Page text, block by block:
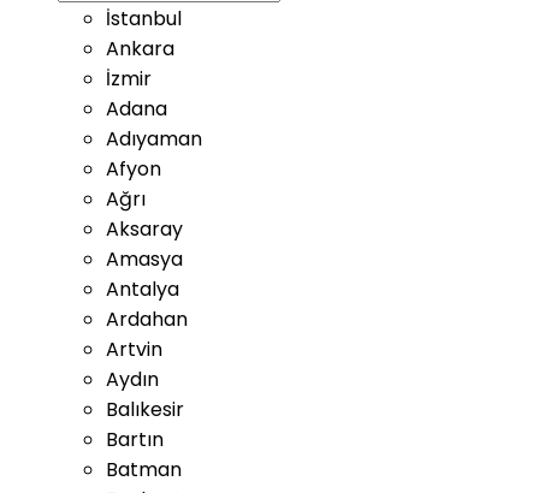
İstanbul
Ankara
İzmir
Adana
Adıyaman
Afyon
Ağrı
Aksaray
Amasya
Antalya
Ardahan
Artvin
Aydın
Balıkesir
Bartın
Batman